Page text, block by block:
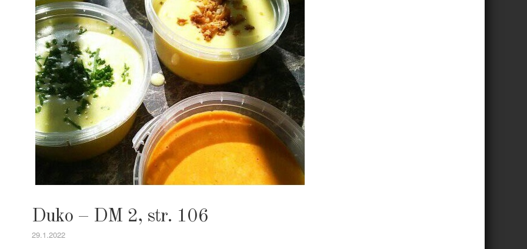
Duko – DM 2, str. 106
29.1.2022